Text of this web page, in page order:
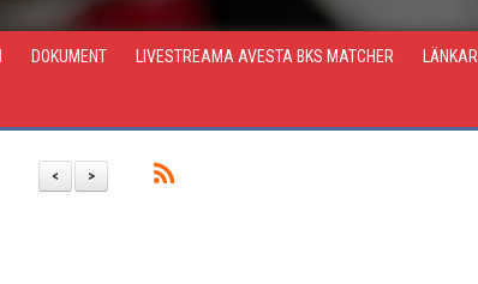
DOKUMENT LIVESTREAMA AVESTA BKS MATCHER LÄNKAR
>
<